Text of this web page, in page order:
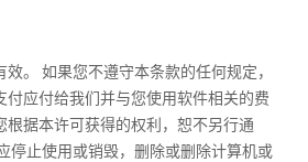
。 如果您不遵守本条款的任何规定，
付应付给我们并与您使用软件相关的费
根据本许可获得的权利，恕不另行通
停止使用或销毁，删除或删除计算机或